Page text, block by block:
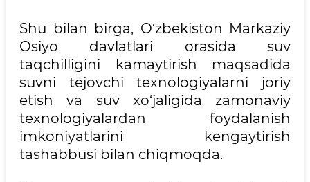
Shu bilan birga, O‘zbekiston Markaziy
Osiyo davlatlari orasida suv
taqchilligini kamaytirish maqsadida
suvni tejovchi texnologiyalarni joriy
etish va suv xo‘jaligida zamonaviy
texnologiyalardan foydalanish
imkoniyatlarini kengaytirish
tashabbusi bilan chiqmoqda.